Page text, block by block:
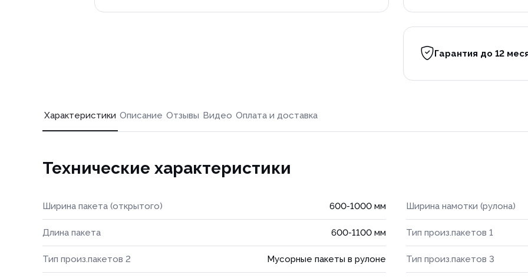
Гарантия до 12
Характеристики Описание Отзывы Видео Оплата и доставка
Технические характеристики
Ширина пакета (открытого) 600-1000 мм Ширина намотки (рулона)
Длина пакета 600-1100 мм Тип произ.пакетов 1
Тип произ.пакетов 2 Мусорные пакеты в рулоне Тип произ.пакетов 3